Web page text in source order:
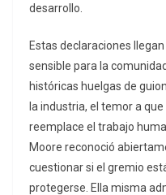
desarrollo.
Estas declaraciones
sensible para la
históricas huelgas de
la industria, el temor a
reemplace el trabajo
Moore reconoció
cuestionar si el gremio
protegerse. Ella misma